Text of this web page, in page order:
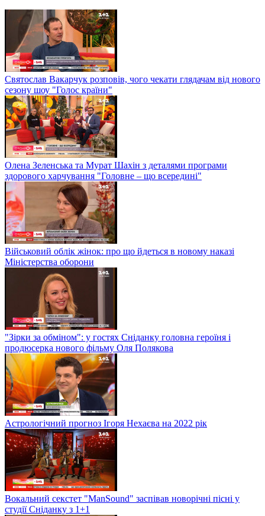
Святослав Вакарчук розповів, чого чекати глядачам від нового
сезону шоу "Голос країни"
Олена Зеленська та Мурат Шахін з деталями програми
здорового харчування "Головне – що всередині"
Військовий облік жінок: про що йдеться в новому наказі
Міністерства оборони
"Зірки за обміном": у гостях Сніданку головна героїня і
продюсерка нового фільму Оля Полякова
Астрологічний прогноз Ігоря Нехаєва на 2022 рік
Вокальний секстет "ManSound" заспівав новорічні пісні у
студії Сніданку з 1+1